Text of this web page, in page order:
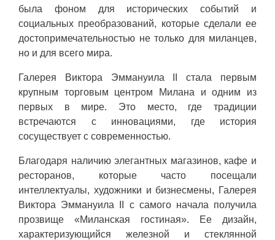
была фоном для исторических событий и
социальных преобразований, которые сделали ее
достопримечательностью не только для миланцев,
но и для всего мира.
Галерея Виктора Эммануила II стала первым
крупным торговым центром Милана и одним из
первых в мире. Это место, где традиции
встречаются с инновациями, где история
сосуществует с современностью.
Благодаря наличию элегантных магазинов, кафе и
ресторанов, которые часто посещали
интеллектуалы, художники и бизнесмены, Галерея
Виктора Эммануила II с самого начала получила
прозвище «Миланская гостиная». Ее дизайн,
характеризующийся железной и стеклянной